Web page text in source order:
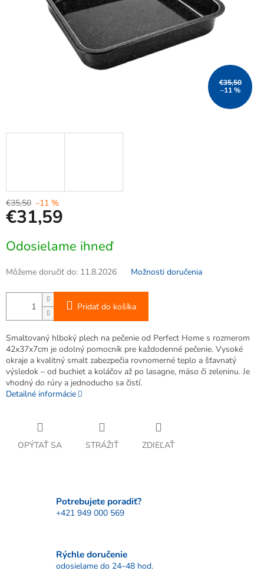
€35,50
–11 %
€35,50 –11 %
€31,59
cena:
Odosielame ihneď
Môžeme doručiť do: 11.8.2026 Možnosti doručenia
Pridať do košíka
Smaltovaný hlboký plech na pečenie od Perfect Home s rozmerom
42x37x7cm je odolný pomocník pre každodenné pečenie. Vysoké
okraje a kvalitný smalt zabezpečia rovnomerné teplo a šťavnatý
výsledok – od buchiet a koláčov až po lasagne, mäso či zeleninu. Je
vhodný do rúry a jednoducho sa čistí.
Detailné informácie
OPÝTAŤ SA STRÁŽIŤ ZDIEĽAŤ
Potrebujete poradiť?
+421 949 000 569
Rýchle doručenie
odosielame do 24–48 hod.